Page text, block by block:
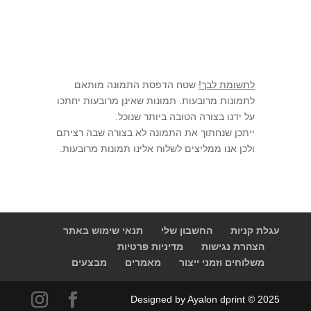
לתשומת לבך! שטח הדפסת התמונה מותאם
לתמונות מרובעות. תמונות שאינן מרובעות יחתכו
על ידנו בצורה הטובה ביותר שנוכל.
ייתכן שנחתוך את התמונה לא בצורה שבה רציתם
ולכן אנו ממליצים לשלוח אלינו תמונות מרובעות.
עגלת קניות החשבון שלי
תנאי שימוש באתר
הצהרת נגישות
מדיניות פרטיות
משלוחים וזמני ייצור
מאמרים מבצעים
Designed by Ayalon dprint © 2025